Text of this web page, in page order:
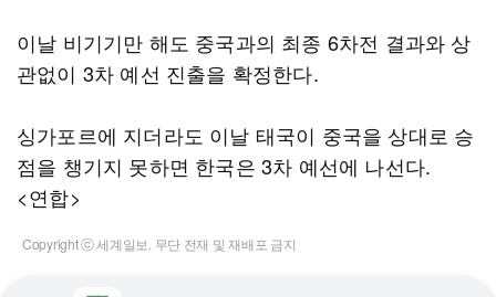
이날 비기기만 해도 중국과의 최종 6차전 결과와 상
관없이 3차 예선 진출을 확정한다.
싱가포르에 지더라도 이날 태국이 중국을 상대로 승
점을 챙기지 못하면 한국은 3차 예선에 나선다.
<연합>
Copyright ⓒ 세계일보. 무단 전재 및 재배포 금지